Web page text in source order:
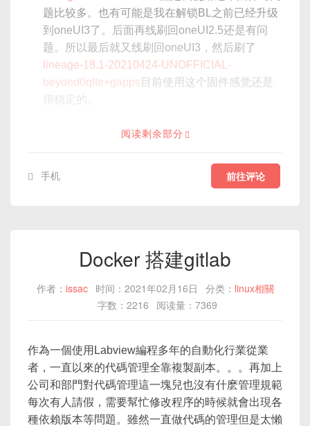
题比较多。也有可能是我在解锁BL之前已经升级
到oneUI3了。后面再线刷回oneUI2.5还是有问
题。所以最后就又线刷回oneUI3，然后刷了
lineage-18.1-20210424-UNOFFICIAL-
beyond0qlte+gapps 目前使用这个固件感觉还是
很稳定的。
阅读剩余部分
手机 前往评论
Docker 搭建gitlab
作者： issac 时间：2021年02月16日 分类： linux相關
字数：2216
阅读量：7369
作為一個使用Labview編程多年的自動化行業從業
者，一直以來的代碼管理全靠複製副本。。。再加上
公司和部門對代碼管理這一塊兒也沒有什麽管理規範
每次有人請假，需要幫忙修改程序的時候就會出現各
種依賴版本等問題。雖然一直做代碼的管理但是太懶